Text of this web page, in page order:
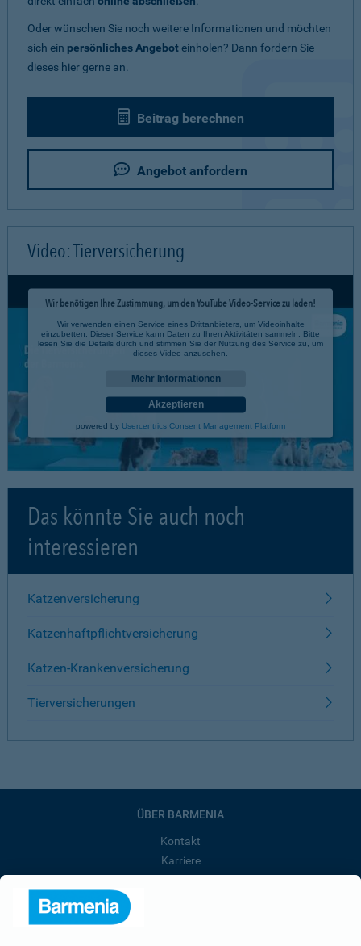
Oder wünschen Sie noch weitere Informationen und möchten
sich ein persönliches Angeboteinholen? Dann fordern Sie
dieses hier gerne an.
Beitrag berechnen
Angebot anfordern
Video: Tierversicherung
Wir benötigen Ihre Zustimmung, um den YouTube Video-Service zu laden!
Wir verwenden einen Service eines Drittanbieters, um Videoinhalte
einzubetten. Dieser Service kann Daten zu Ihren Aktivitäten sammeln. Bitte
lesen Sie die Details durch und stimmen Sie der Nutzung des Service zu, um
dieses Video anzusehen.
Mehr Informationen
Akzeptieren
powered by Usercentrics Consent Management Platform
Das könnte Sie auch noch
interessieren
Katzenversicherung
Katzenhaftpflichtversicherung
Katzen-Krankenversicherung
Tierversicherungen
ÜBER BARMENIA
Kontakt
Karriere